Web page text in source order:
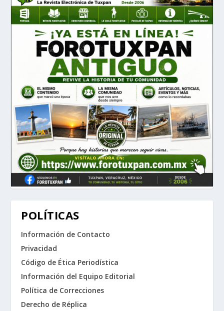
POLÍTICAS
Información de Contacto
Privacidad
Código de Ética Periodística
Información del Equipo Editorial
Política de Correcciones
Derecho de Réplica